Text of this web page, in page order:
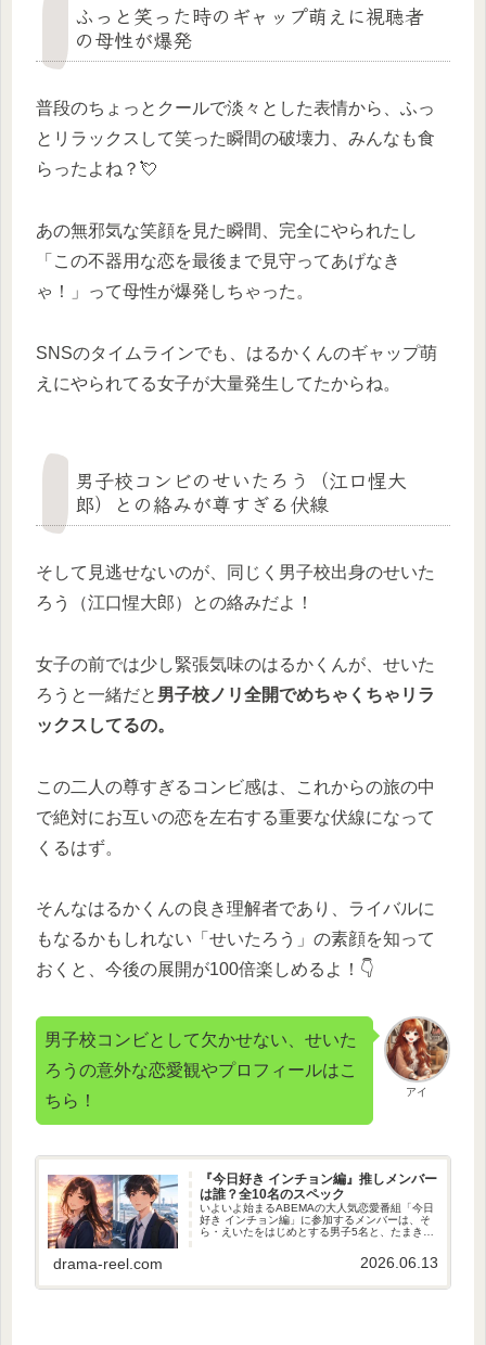
ふっと笑った時のギャップ萌えに視聴者
の母性が爆発
普段のちょっとクールで淡々とした表情から、ふっ
とリラックスして笑った瞬間の破壊力、みんなも食
らったよね？💘
あの無邪気な笑顔を見た瞬間、完全にやられたし
「この不器用な恋を最後まで見守ってあげなき
ゃ！」って母性が爆発しちゃった。
SNSのタイムラインでも、はるかくんのギャップ萌
えにやられてる女子が大量発生してたからね。
男子校コンビのせいたろう（江口惺大
郎）との絡みが尊すぎる伏線
そして見逃せないのが、同じく男子校出身のせいた
ろう（江口惺大郎）との絡みだよ！
女子の前では少し緊張気味のはるかくんが、せいた
ろうと一緒だと 男子校ノリ全開でめちゃくちゃリラ
ックスしてるの。
この二人の尊すぎるコンビ感は、これからの旅の中
で絶対にお互いの恋を左右する重要な伏線になって
くるはず。
そんなはるかくんの良き理解者であり、ライバルに
もなるかもしれない「せいたろう」の素顔を知って
おくと、今後の展開が100倍楽しめるよ！👇
アイ
男子校コンビとして欠かせない、せいた
ろうの意外な恋愛観やプロフィールはこ
ちら！
『今日好き インチョン編』推しメンバー
は誰？全10名のスペック
いよいよ始まるABEMAの大人気恋愛番組「今日
好き インチョン編」に参加するメンバーは、そ
ら・えいたをはじめとする男子5名と、たまき・
月15日(月)21:00からスタートして、見届け人と
drama-reel.com 2026.06.13